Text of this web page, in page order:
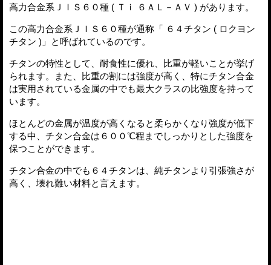
高力合金系ＪＩＳ６０種 ( Ｔｉ ６ＡＬ－ＡＶ ) があります。
この高力合金系ＪＩＳ６０種が通称「 ６４チタン ( ロクヨン
チタン )」と呼ばれているのです。
チタンの特性として、耐食性に優れ、比重が軽いことが挙げ
られます。また、比重の割には強度が高く、特にチタン合金
は実用されている金属の中でも最大クラスの比強度を持って
います。
ほとんどの金属が温度が高くなると柔らかくなり強度が低下
する中、チタン合金は６００℃程までしっかりとした強度を
保つことができます。
チタン合金の中でも６４チタンは、純チタンより引張強さが
高く、壊れ難い材料と言えます。